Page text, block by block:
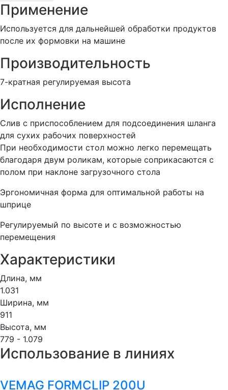
Применение
Используется для дальнейшей обработки продуктов
после их формовки на машине
Производительность
7-кратная регулируемая высота
Исполнение
Слив с приспособлением для подсоединения шланга
для сухих рабочих поверхностей
При необходимости стол можно легко перемещать
благодаря двум роликам, которые соприкасаются с
полом при наклоне загрузочного стола
Эргономичная форма для оптимальной работы на
шприце
Регулируемый по высоте и с возможностью
перемещения
Характеристики
Длина, мм
1.031
Ширина, мм
911
Высота, мм
779 - 1.079
Использование в линиях
VEMAG FORMCLIP 200U